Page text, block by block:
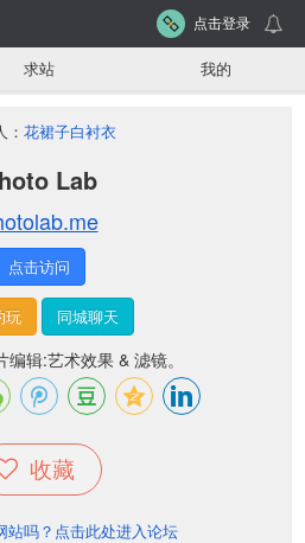
点击登录
求站 我的
： 花裙子白衬衣
Lab
点击访问
玩 同城聊天
辑:艺术效果 & 滤镜。
收藏
站吗？点击此处进入论坛